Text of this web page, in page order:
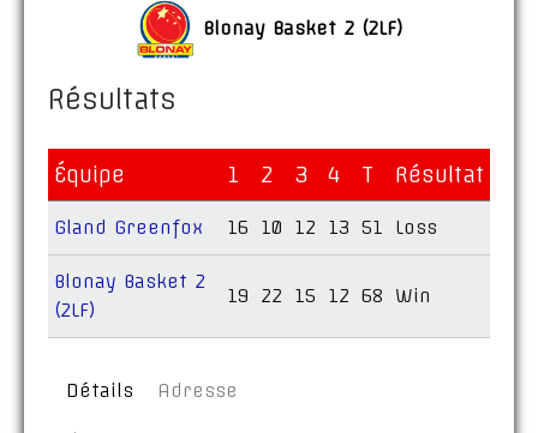
Blonay Basket 2 (2LF)
Résultats
Équipe 1 2 3 4 T Résultat
Gland Greenfox 16 10 12 13 51 Loss
Blonay Basket 2
(2LF)
19 22 15 12 68 Win
Détails Adresse